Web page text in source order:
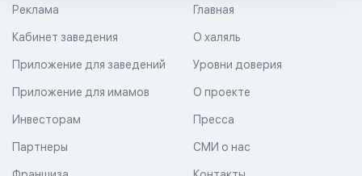
Главная
О халяль
Уровни доверия
Реклама
Кабинет заведения
Приложение для заведений
Приложение для имамов О проекте
Пресса
СМИ о нас
Инвесторам
Партнеры